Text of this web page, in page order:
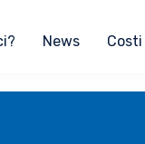
News Costi